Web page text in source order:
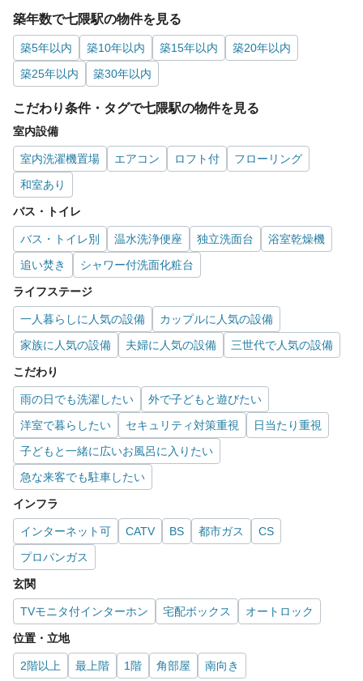
築年数で七隈駅の物件を見る
築5年以内 築10年以内 築15年以内
築20年以内
築25年以内
築30年以内
こだわり条件・タグで七隈駅の物件を見る
室内設備
室内洗濯機置場 エアコン ロフト付
フローリング
和室あり
バス・トイレ
バス・トイレ別 温水洗浄便座 独立洗面台
浴室乾燥機
追い焚き
シャワー付洗面化粧台
ライフステージ
一人暮らしに人気の設備
カップルに人気の設備
家族に人気の設備
夫婦に人気の設備 三世代で人気の設備
こだわり
雨の日でも洗濯したい
外で子どもと遊びたい
洋室で暮らしたい
セキュリティ対策重視
日当たり重視
子どもと一緒に広いお風呂に入りたい
急な来客でも駐車したい
インフラ
インターネット可 CATV BS 都市ガス
CS
プロパンガス
玄関
TVモニタ付インターホン 宅配ボックス オートロック
位置・立地
2階以上 最上階 1階 角部屋 南向き